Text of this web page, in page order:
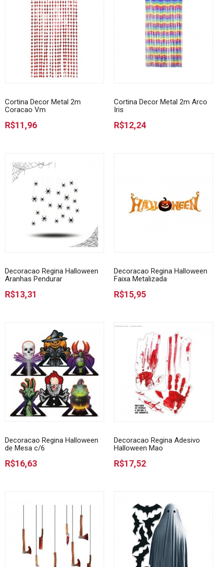
Cortina Decor Metal 2m
Coracao Vm
R$11,96
Cortina Decor Metal 2m Arco
Iris
R$12,24
Decoracao Regina Halloween
Aranhas Pendurar
R$13,31
Decoracao Regina Halloween
Faixa Metalizada
R$15,95
Decoracao Regina Halloween
de Mesa c/6
R$16,63
Decoracao Regina Adesivo
Halloween Mao
R$17,52